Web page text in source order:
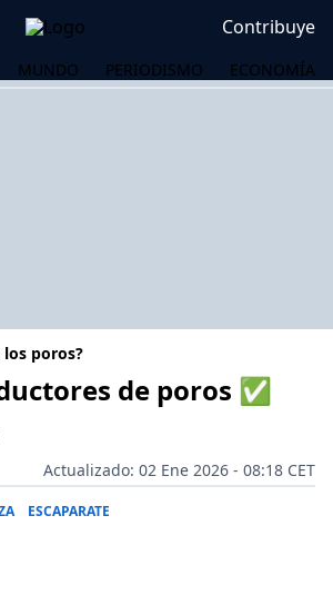
Contribuye
MUNDO PERIODISMO ECONOMÍA
poros?
de poros ✅
Actualizado: 02 Ene 2026 - 08:18 CET
ESCAPARATE